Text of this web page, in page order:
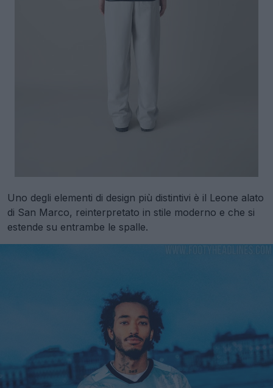
Uno degli elementi di design più distintivi è il Leone alato
di San Marco, reinterpretato in stile moderno e che si
estende su entrambe le spalle.